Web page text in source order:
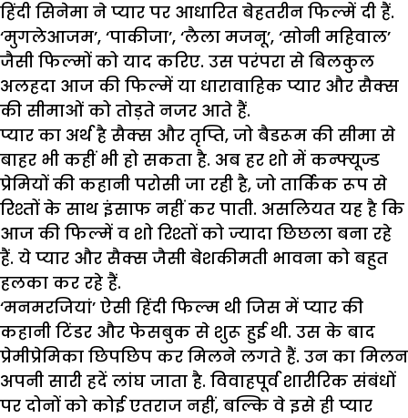
हिंदी सिनेमा ने प्यार पर आधारित बेहतरीन फिल्में दी हैं.
‘मुगलेआजम’, ‘पाकीजा’, ‘लैला मजनू’, ‘सोनी महिवाल’
जैसी फिल्मों को याद करिए. उस परंपरा से बिलकुल
अलहदा आज की फिल्में या धारावाहिक प्यार और सैक्स
की सीमाओं को तोड़ते नजर आते हैं.
प्यार का अर्थ है सैक्स और तृप्ति, जो बैडरूम की सीमा से
बाहर भी कहीं भी हो सकता है. अब हर शो में कन्फ्यूज्ड
प्रेमियों की कहानी परोसी जा रही है, जो तार्किक रूप से
रिश्तों के साथ इंसाफ नहीं कर पाती. असलियत यह है कि
आज की फिल्में व शो रिश्तों को ज्यादा छिछला बना रहे
हैं. ये प्यार और सैक्स जैसी बेशकीमती भावना को बहुत
हलका कर रहे हैं.
‘मनमरजियां’ ऐसी हिंदी फिल्म थी जिस में प्यार की
कहानी टिंडर और फेसबुक से शुरू हुई थी. उस के बाद
प्रेमीप्रेमिका छिपछिप कर मिलने लगते हैं. उन का मिलन
अपनी सारी हदें लांघ जाता है. विवाहपूर्व शारीरिक संबंधों
पर दोनों को कोई एतराज नहीं, बल्कि वे इसे ही प्यार